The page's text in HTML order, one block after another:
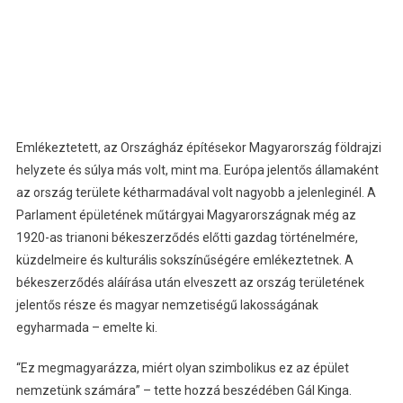
Emlékeztetett, az Országház építésekor Magyarország földrajzi
helyzete és súlya más volt, mint ma. Európa jelentős államaként
az ország területe kétharmadával volt nagyobb a jelenleginél. A
Parlament épületének műtárgyai Magyarországnak még az
1920-as trianoni békeszerződés előtti gazdag történelmére,
küzdelmeire és kulturális sokszínűségére emlékeztetnek. A
békeszerződés aláírása után elveszett az ország területének
jelentős része és magyar nemzetiségű lakosságának
egyharmada – emelte ki.
“Ez megmagyarázza, miért olyan szimbolikus ez az épület
nemzetünk számára” – tette hozzá beszédében Gál Kinga.